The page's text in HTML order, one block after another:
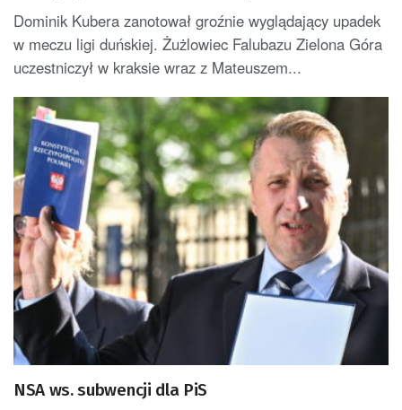
Dominik Kubera zanotował groźnie wyglądający upadek
w meczu ligi duńskiej. Żużlowiec Falubazu Zielona Góra
uczestniczył w kraksie wraz z Mateuszem...
NSA ws. subwencji dla PiS